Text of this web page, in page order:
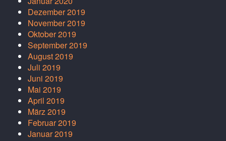
Dezember 2019
November 2019
Oktober 2019
September 2019
August 2019
Juli 2019
Juni 2019
Mai 2019
April 2019
März 2019
Februar 2019
Januar 2019